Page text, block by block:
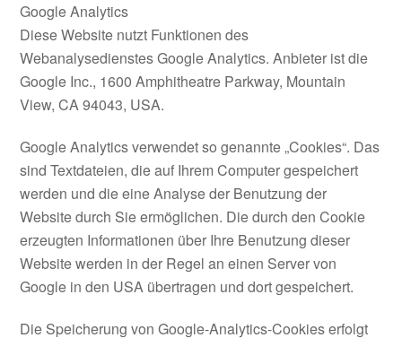
Google Analytics
Diese Website nutzt Funktionen des
Webanalysedienstes Google Analytics. Anbieter ist die
Google Inc., 1600 Amphitheatre Parkway, Mountain
View, CA 94043, USA.
Google Analytics verwendet so genannte „Cookies“. Das
sind Textdateien, die auf Ihrem Computer gespeichert
werden und die eine Analyse der Benutzung der
Website durch Sie ermöglichen. Die durch den Cookie
erzeugten Informationen über Ihre Benutzung dieser
Website werden in der Regel an einen Server von
Google in den USA übertragen und dort gespeichert.
Die Speicherung von Google-Analytics-Cookies erfolgt